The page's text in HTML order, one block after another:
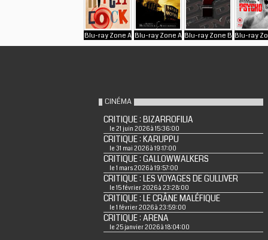
Blu-ray Zone A Blu-ray Zone A Blu-ray Zone B Blu-ray
CINÉMA
CRITIQUE : BIZARROFILIA
le 21 juin 2026 à 15:36:00
CRITIQUE : KARUPPU
le 31 mai 2026 à 19:17:00
CRITIQUE : GALLOWWALKERS
le 1 mars 2026 à 19:57:00
CRITIQUE : LES VOYAGES DE GULLIVER
le 15 février 2026 à 23:28:00
CRITIQUE : LE CRÂNE MALÉFIQUE
le 1 février 2026 à 23:59:00
CRITIQUE : ARENA
le 25 janvier 2026 à 18:04:00